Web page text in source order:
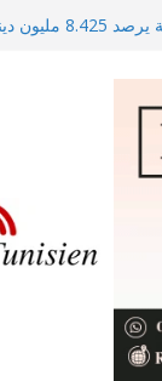
صندوق حماية المناطق
détournés : Kaïs
tuniso-